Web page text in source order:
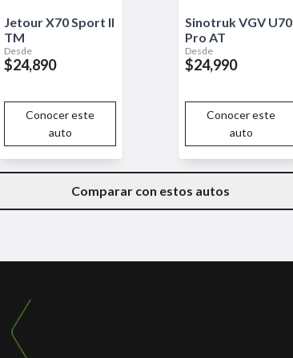
JetourX70 Sport II
TM
Desde
$24,890
Conocer este
auto
SinotrukVGV U70
Pro AT
Desde
$24,990
Conocer este
auto
Comparar con estos autos